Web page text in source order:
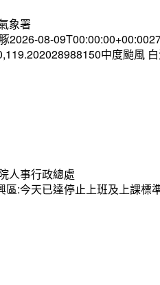
象署
2026-08-
中度颱風
人事行政總處
區:今天已達停止上班及上課